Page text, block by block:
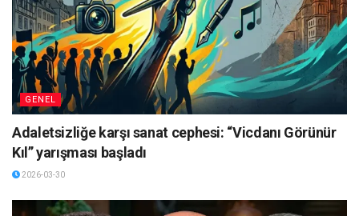
GENEL
Adaletsizliğe karşı sanat cephesi: “Vicdanı Görünür
Kıl” yarışması başladı
2026-03-30